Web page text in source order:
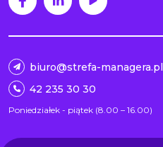
biuro@strefa-managera.pl
42 235 30 30
Poniedziałek - piątek (8.00 – 16.00)